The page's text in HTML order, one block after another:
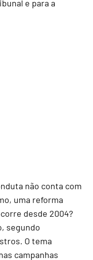
e para a
não conta com
uma reforma
desde 2004?
segundo
O tema
campanhas